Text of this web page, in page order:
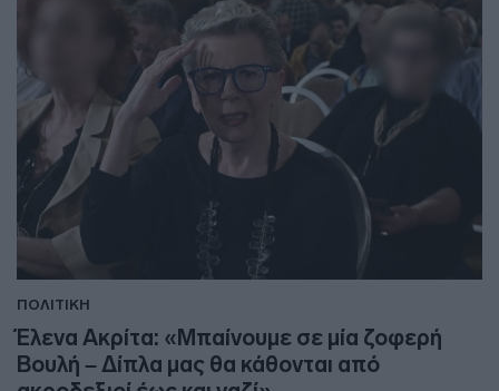
ΠΟΛΙΤΙΚΗ
Έλενα Ακρίτα: «Μπαίνουμε σε μία ζοφερή
Βουλή – Δίπλα μας θα κάθονται από